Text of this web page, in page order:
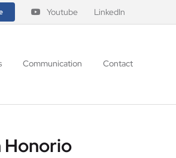
Youtube LinkedIn
Communication Contact
Honorio